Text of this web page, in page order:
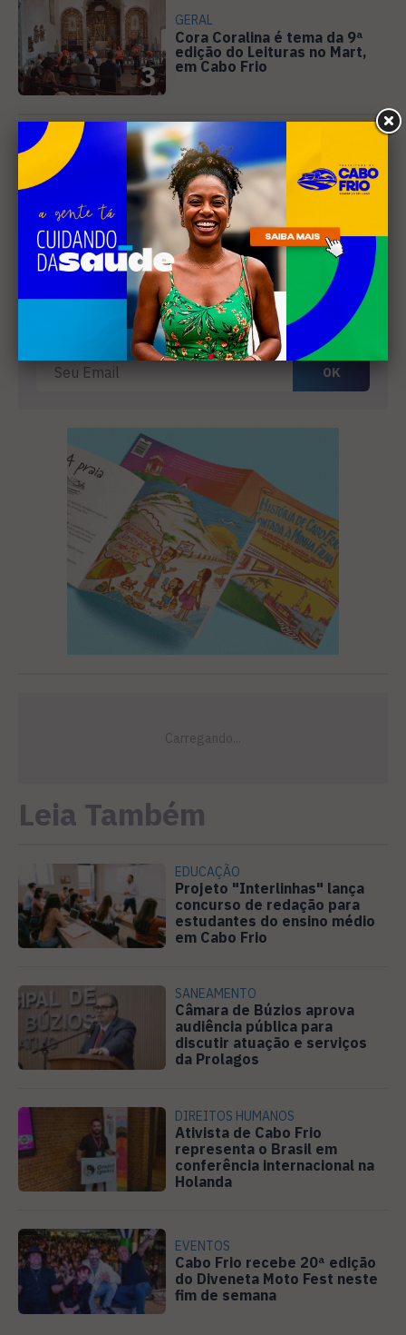
3
GERAL
Cora Coralina é tema da 9ª
edição do Leituras no Mart,
em Cabo Frio
4
GERAL
Inea confirma esgoto sem
tratamento na Laguna de
Araruama
Receba nossa
newsletter
Leia Também
EDUCAÇÃO
Projeto "Interlinhas" lança
concurso de redação para
estudantes do ensino médio
em Cabo Frio
SANEAMENTO
Câmara de Búzios aprova
audiência pública para
discutir atuação e serviços
da Prolagos
DIREITOS HUMANOS
Ativista de Cabo Frio
representa o Brasil em
conferência internacional na
Holanda
EVENTOS
Cabo Frio recebe 20ª edição
do Diveneta Moto Fest neste
fim de semana